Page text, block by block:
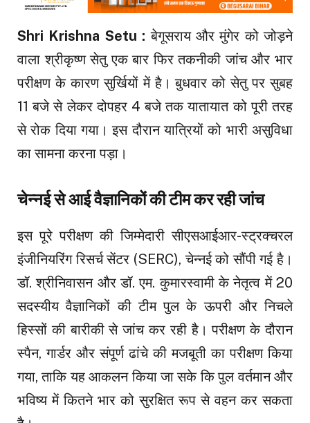
Shri Krishna Setu : बेगूसराय और मुंगेर को जोड़ने
वाला श्रीकृष्ण सेतु एक बार फिर तकनीकी जांच और भार
परीक्षण के कारण सुर्खियों में है। बुधवार को सेतु पर सुबह
11 बजे से लेकर दोपहर 4 बजे तक यातायात को पूरी तरह
से रोक दिया गया। इस दौरान यात्रियों को भारी असुविधा
का सामना करना पड़ा।
चेन्नई से आई वैज्ञानिकों की टीम कर रही जांच
इस पूरे परीक्षण की जिम्मेदारी सीएसआईआर-स्ट्रक्चरल
इंजीनियरिंग रिसर्च सेंटर (SERC), चेन्नई को सौंपी गई है।
डॉ. श्रीनिवासन और डॉ. एम. कुमारस्वामी के नेतृत्व में 20
सदस्यीय वैज्ञानिकों की टीम पुल के ऊपरी और निचले
हिस्सों की बारीकी से जांच कर रही है। परीक्षण के दौरान
स्पैन, गार्डर और संपूर्ण ढांचे की मजबूती का परीक्षण किया
गया, ताकि यह आकलन किया जा सके कि पुल वर्तमान और
भविष्य में कितने भार को सुरक्षित रूप से वहन कर सकता